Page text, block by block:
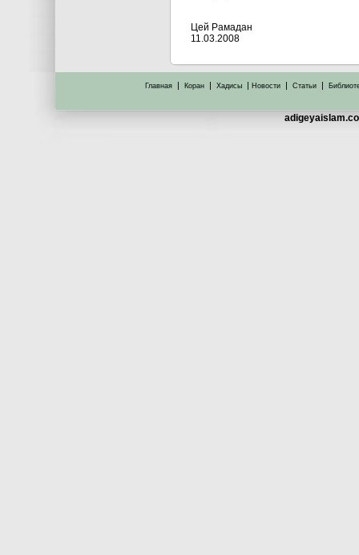
Цей Рамадан
11.03.2008
Главная | Коран | Хадисы | Новости | Статьи |